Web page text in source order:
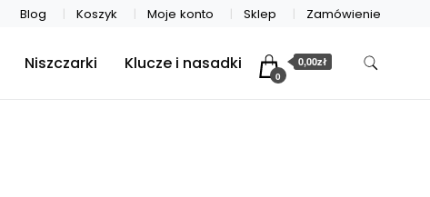
Blog Koszyk Moje konto Sklep Zamówienie
Niszczarki Klucze i nasadki
0
0,00zł